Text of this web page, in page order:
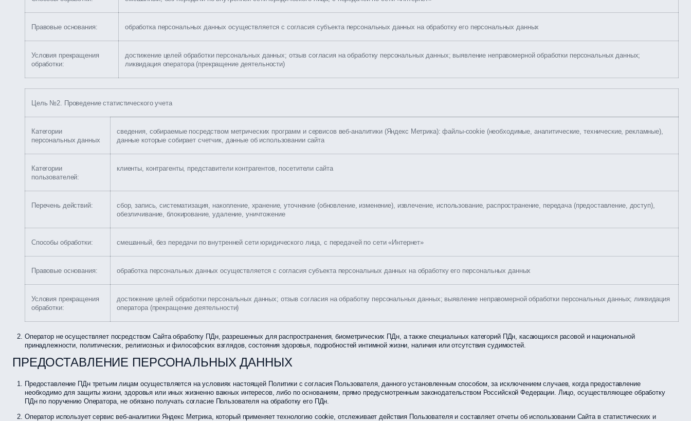
Правовые основания: обработка персональных данных осуществляется с согласия субъекта персональных данных на обработку его персональных данных
Условия прекращения
обработки:
достижение целей обработки персональных данных; отзыв согласия на обработку персональных данных; выявление неправомерной обработки персональных данных;
ликвидация оператора (прекращение деятельности)
Цель №2. Проведение статистического учета
Категории
персональных данных
сведения, собираемые посредством метрических программ и сервисов веб-аналитики (Яндекс Метрика): файлы-cookie (необходимые, аналитические, технические, рекламные),
данные которые собирает счетчик, данные об использовании сайта
Категории
пользователей:
клиенты, контрагенты, представители контрагентов, посетители сайта
Перечень действий:
сбор, запись, систематизация, накопление, хранение, уточнение (обновление, изменение), извлечение, использование, распространение, передача (предоставление, доступ),
обезличивание, блокирование, удаление, уничтожение
Способы обработки: смешанный, без передачи по внутренней сети юридического лица, с передачей по сети «Интернет»
Правовые основания: обработка персональных данных осуществляется с согласия субъекта персональных данных на обработку его персональных данных
Условия прекращения
обработки:
достижение целей обработки персональных данных; отзыв согласия на обработку персональных данных; выявление неправомерной обработки персональных данных; ликвидация
оператора (прекращение деятельности)
Оператор не осуществляет посредством Сайта обработку ПДн, разрешенных для распространения, биометрических ПДн, а также специальных категорий ПДн, касающихся расовой и национальной
принадлежности, политических, религиозных и философских взглядов, состояния здоровья, подробностей интимной жизни, наличия или отсутствия судимостей.
ПРЕДОСТАВЛЕНИЕ ПЕРСОНАЛЬНЫХ ДАННЫХ
Предоставление ПДн третьим лицам осуществляется на условиях настоящей Политики с согласия Пользователя, данного установленным способом, за исключением случаев, когда предоставление
необходимо для защиты жизни, здоровья или иных жизненно важных интересов, либо по основаниям, прямо предусмотренным законодательством Российской Федерации. Лицо, осуществляющее обработку
ПДн по поручению Оператора, не обязано получать согласие Пользователя на обработку его ПДн.
Оператор использует сервис веб-аналитики Яндекс Метрика, который применяет технологию cookie, отслеживает действия Пользователя и составляет отчеты об использовании Сайта в статистических и